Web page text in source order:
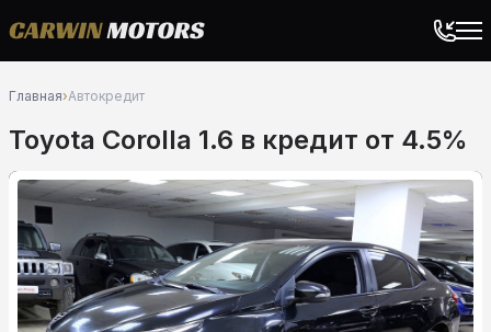
Главная›Автокредит
Toyota Corolla 1.6 в кредит от 4.5%